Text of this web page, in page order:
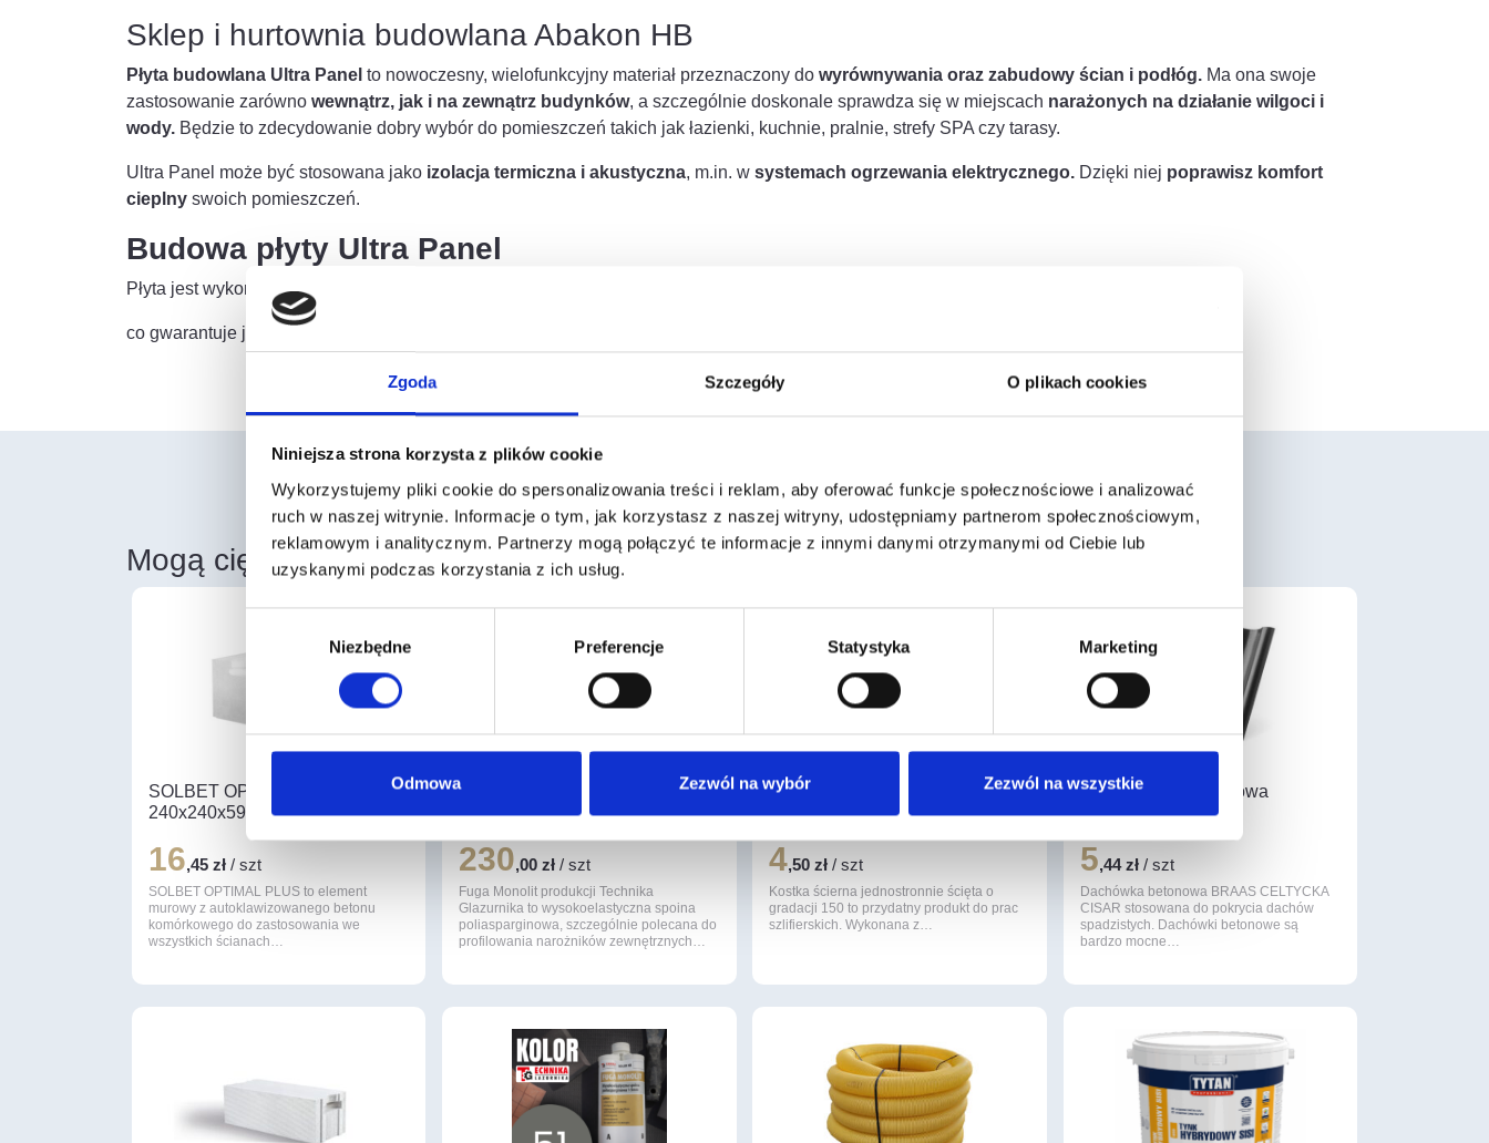
Zgoda Szczegóły O plikach cookies
Niniejsza strona korzysta z plików cookie
Wykorzystujemy pliki cookie do spersonalizowania treści i reklam, aby oferować funkcje społecznościowe i analizować
ruch w naszej witrynie. Informacje o tym, jak korzystasz z naszej witryny, udostępniamy partnerom społecznościowym,
reklamowym i analitycznym. Partnerzy mogą połączyć te informacje z innymi danymi otrzymanymi od Ciebie lub
uzyskanymi podczas korzystania z ich usług.
Niezbędne Preferencje Statystyka Marketing
Odmowa Zezwól na wybór Zezwól na wszystkie
Sklep i hurtownia budowlana Abakon HB
Płyta budowlana Ultra Panel to nowoczesny, wielofunkcyjny materiał przeznaczony do wyrównywania oraz zabudowy ścian i podłóg. Ma ona swoje
zastosowanie zarówno wewnątrz, jak i na zewnątrz budynków, a szczególnie doskonale sprawdza się w miejscach narażonych na działanie wilgoci i
wody. Będzie to zdecydowanie dobry wybór do pomieszczeń takich jak łazienki, kuchnie, pralnie, strefy SPA czy tarasy.
Ultra Panel może być stosowana jako izolacja termiczna i akustyczna, m.in. w systemach ogrzewania elektrycznego. Dzięki niej poprawisz komfort
cieplny swoich pomieszczeń.
Budowa płyty Ultra Panel
Płyta jest wykonana z:
co gwarantuje jej trwałość, odporność i wszechstronne zastosowanie w budownictwie i wykończeniach wnętrz.
Mogą cię również zainteresować
SOLBET OPTIMAL PLUS 500
240x240x590 PAL 48
16,45 zł / szt
SOLBET OPTIMAL PLUS to element
murowy z autoklawizowanego betonu
komórkowego do zastosowania we
wszystkich ścianach…
Fuga Monolit (kolor 60 Pearl
Black)
230,00 zł / szt
Fuga Monolit produkcji Technika
Glazurnika to wysokoelastyczna spoina
poliasparginowa, szczególnie polecana do
profilowania narożników zewnętrznych…
Kostka ścierna jednostr. Ścięta
gr. 150
4,50 zł / szt
Kostka ścierna jednostronnie ścięta o
gradacji 150 to przydatny produkt do prac
szlifierskich. Wykonana z…
Dachówka podstawowa
Celtycka cisar grafit
5,44 zł/ szt
Dachówka betonowa BRAAS CELTYCKA
CISAR stosowana do pokrycia dachów
spadzistych. Dachówki betonowe są
bardzo mocne…